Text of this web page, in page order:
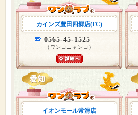
カインズ豊田四郷店(FC)
0565-45-1525
（ワンコニャンコ）
イオンモール常滑店